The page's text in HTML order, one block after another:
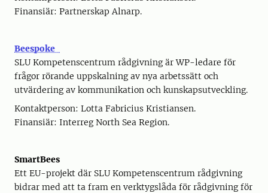
Finansiär: Partnerskap Alnarp.
Beespoke
SLU Kompetenscentrum rådgivning är WP-ledare för
frågor rörande uppskalning av nya arbetssätt och
utvärdering av kommunikation och kunskapsutveckling.
Kontaktperson: Lotta Fabricius Kristiansen.
Finansiär: Interreg North Sea Region.
SmartBees
Ett EU-projekt där SLU Kompetenscentrum rådgivning
bidrar med att ta fram en verktygslåda för rådgivning för